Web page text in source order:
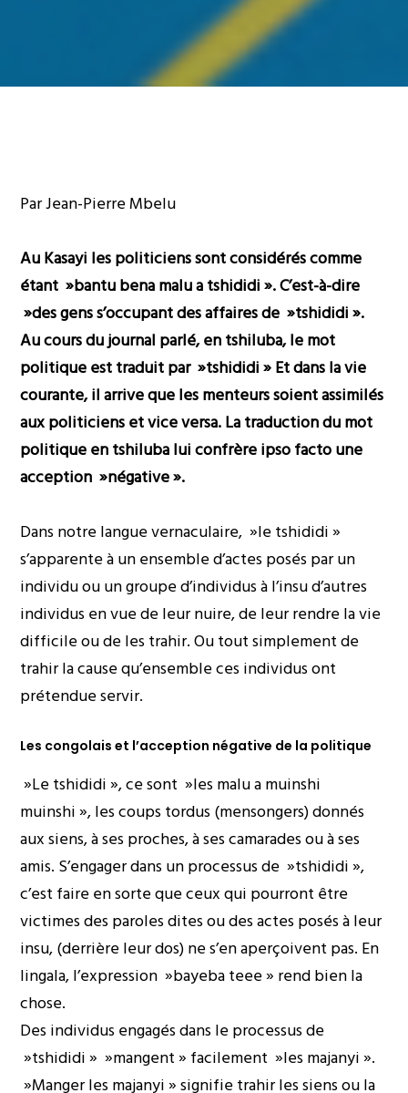
Par Jean-Pierre Mbelu
Au Kasayi les politiciens sont considérés comme
étant »bantu bena malu a tshididi ». C’est-à-dire
»des gens s’occupant des affaires de »tshididi ».
Au cours du journal parlé, en tshiluba, le mot
politique est traduit par »tshididi » Et dans la vie
courante, il arrive que les menteurs soient assimilés
aux politiciens et vice versa. La traduction du mot
politique en tshiluba lui confrère ipso facto une
acception »négative ».
Dans notre langue vernaculaire, »le tshididi »
s’apparente à un ensemble d’actes posés par un
individu ou un groupe d’individus à l’insu d’autres
individus en vue de leur nuire, de leur rendre la vie
difficile ou de les trahir. Ou tout simplement de
trahir la cause qu’ensemble ces individus ont
prétendue servir.
Les congolais et l’acception négative de la politique
»Le tshididi », ce sont »les malu a muinshi
muinshi », les coups tordus (mensongers) donnés
aux siens, à ses proches, à ses camarades ou à ses
amis. S’engager dans un processus de »tshididi »,
c’est faire en sorte que ceux qui pourront être
victimes des paroles dites ou des actes posés à leur
insu, (derrière leur dos) ne s’en aperçoivent pas. En
lingala, l’expression »bayeba teee » rend bien la
chose.
Des individus engagés dans le processus de
»tshididi » »mangent » facilement »les majanyi ».
»Manger les majanyi » signifie trahir les siens ou la